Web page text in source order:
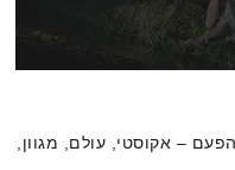
– אקוסטי, עולם, מגוון,